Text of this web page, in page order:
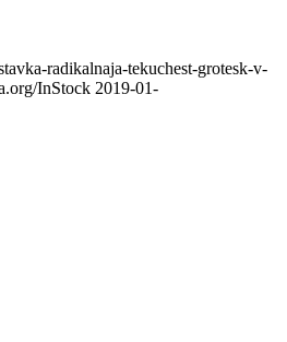
radikalnaja-tekuchest-grotesk-v-
InStock 2019-01-